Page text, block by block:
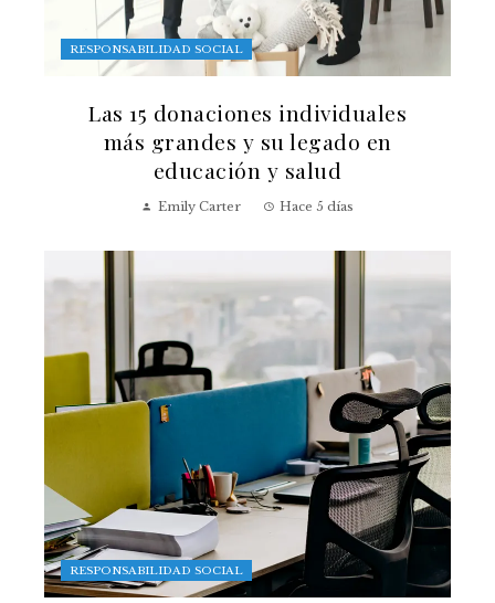
RESPONSABILIDAD SOCIAL
Las 15 donaciones individuales
más grandes y su legado en
educación y salud
Emily Carter Hace 5 días
RESPONSABILIDAD SOCIAL